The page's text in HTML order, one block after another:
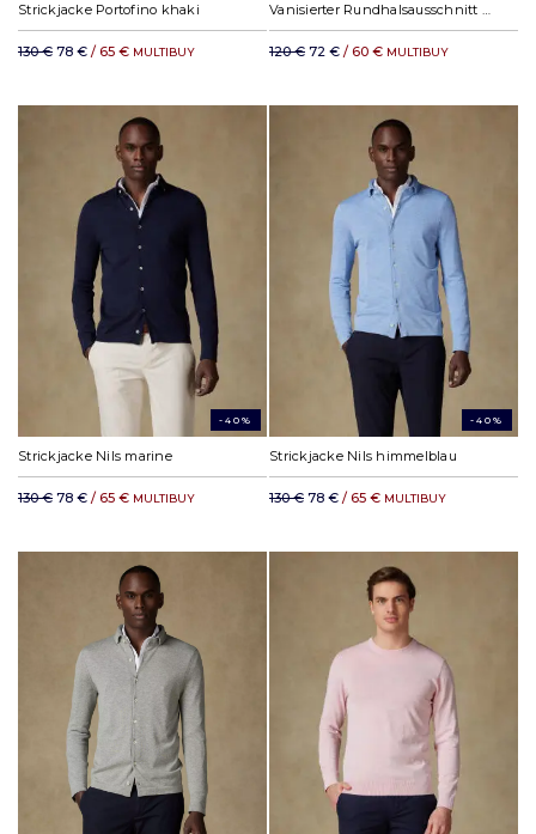
Strickjacke Portofino khaki
130 € 78 € / 65 € MULTIBUY
Vanisierter Rundhalsausschnitt Capri parme
120 € 72 € / 60 € MULTIBUY
-40%
Strickjacke Nils marine
130 € 78 € / 65 € MULTIBUY
-40%
Strickjacke Nils himmelblau
130 € 78 € / 65 € MULTIBUY